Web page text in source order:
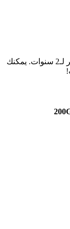
تتجدّد مقابل E£⁦1,279⁩/الشهر لـ2 سنوات. يمكنك